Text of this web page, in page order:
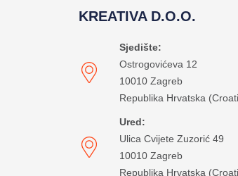
KREATIVA D.O.O.
Sjedište:
Ostrogovićeva 12
10010 Zagreb
Republika Hrvatska
Ured:
Ulica Cvijete Zuzorić 49
10010 Zagreb
Republika Hrvatska